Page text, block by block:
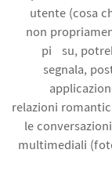
utente (cosa
non
più su,
segnala,
relazioni
le
multimediali